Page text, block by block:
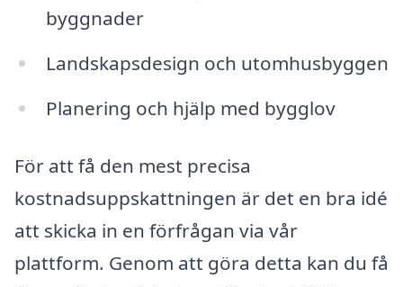
byggnader
Landskapsdesign och utomhusbyggen
Planering och hjälp med bygglov
För att få den mest precisa
kostnadsuppskattningen är det en bra idé
att skicka in en förfrågan via vår
plattform. Genom att göra detta kan du få